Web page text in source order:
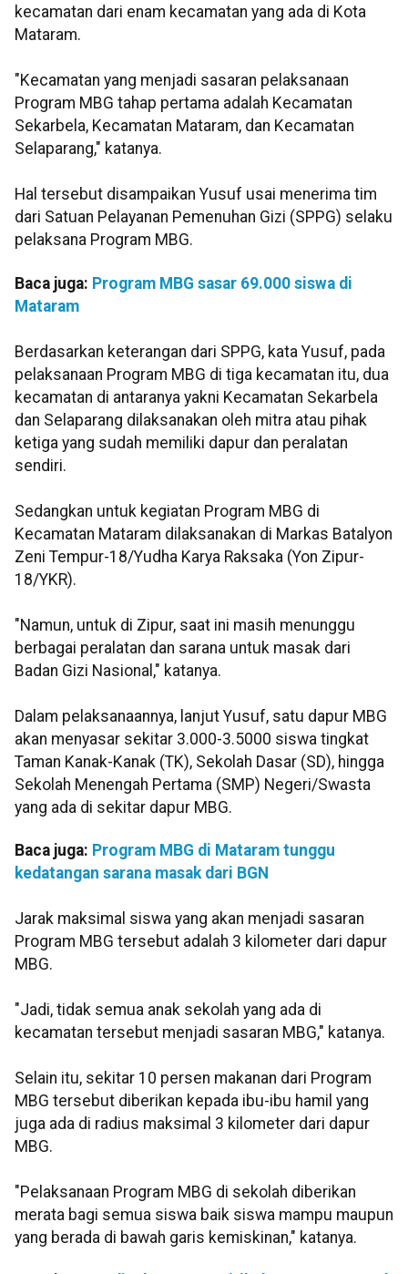
kecamatan dari enam kecamatan yang ada di Kota
Mataram.
"Kecamatan yang menjadi sasaran pelaksanaan
Program MBG tahap pertama adalah Kecamatan
Sekarbela, Kecamatan Mataram, dan Kecamatan
Selaparang," katanya.
Hal tersebut disampaikan Yusuf usai menerima tim
dari Satuan Pelayanan Pemenuhan Gizi (SPPG) selaku
pelaksana Program MBG.
Baca juga: Program MBG sasar 69.000 siswa di
Mataram
Berdasarkan keterangan dari SPPG, kata Yusuf, pada
pelaksanaan Program MBG di tiga kecamatan itu, dua
kecamatan di antaranya yakni Kecamatan Sekarbela
dan Selaparang dilaksanakan oleh mitra atau pihak
ketiga yang sudah memiliki dapur dan peralatan
sendiri.
Sedangkan untuk kegiatan Program MBG di
Kecamatan Mataram dilaksanakan di Markas Batalyon
Zeni Tempur-18/Yudha Karya Raksaka (Yon Zipur-
18/YKR).
"Namun, untuk di Zipur, saat ini masih menunggu
berbagai peralatan dan sarana untuk masak dari
Badan Gizi Nasional," katanya.
Dalam pelaksanaannya, lanjut Yusuf, satu dapur MBG
akan menyasar sekitar 3.000-3.5000 siswa tingkat
Taman Kanak-Kanak (TK), Sekolah Dasar (SD), hingga
Sekolah Menengah Pertama (SMP) Negeri/Swasta
yang ada di sekitar dapur MBG.
Baca juga: Program MBG di Mataram tunggu
kedatangan sarana masak dari BGN
Jarak maksimal siswa yang akan menjadi sasaran
Program MBG tersebut adalah 3 kilometer dari dapur
MBG.
"Jadi, tidak semua anak sekolah yang ada di
kecamatan tersebut menjadi sasaran MBG," katanya.
Selain itu, sekitar 10 persen makanan dari Program
MBG tersebut diberikan kepada ibu-ibu hamil yang
juga ada di radius maksimal 3 kilometer dari dapur
MBG.
"Pelaksanaan Program MBG di sekolah diberikan
merata bagi semua siswa baik siswa mampu maupun
yang berada di bawah garis kemiskinan," katanya.